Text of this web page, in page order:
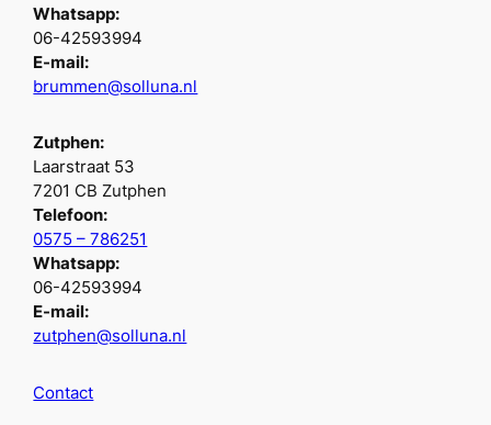
Whatsapp:
06-42593994
E-mail:
brummen@solluna.nl
Zutphen:
Laarstraat 53
7201 CB Zutphen
Telefoon:
0575 – 786251
Whatsapp:
06-42593994
E-mail:
zutphen@solluna.nl
Contact